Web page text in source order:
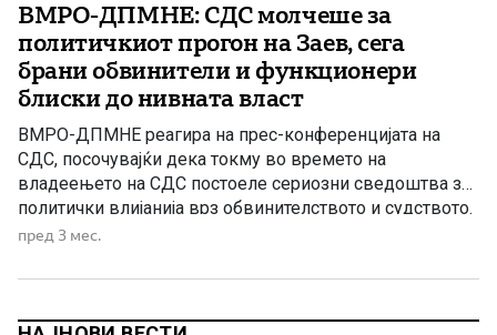
ВМРО-ДПМНЕ: СДС молчеше за
политичкиот прогон на Заев, сега
брани обвинители и функционери
блиски до нивната власт
ВМРО-ДПМНЕ реагира на прес-конференцијата на
СДС, посочувајќи дека токму во времето на
владеењето на СДС постоеле сериозни сведоштва за
политички влијанија врз обвинителството и судството.
Според партијата, обвинителката Лејла Кадриу од
Радмила Шеќеринска навечер оделе во канцелариите
Бубевски, Фатиме […]
пред 3 мес.